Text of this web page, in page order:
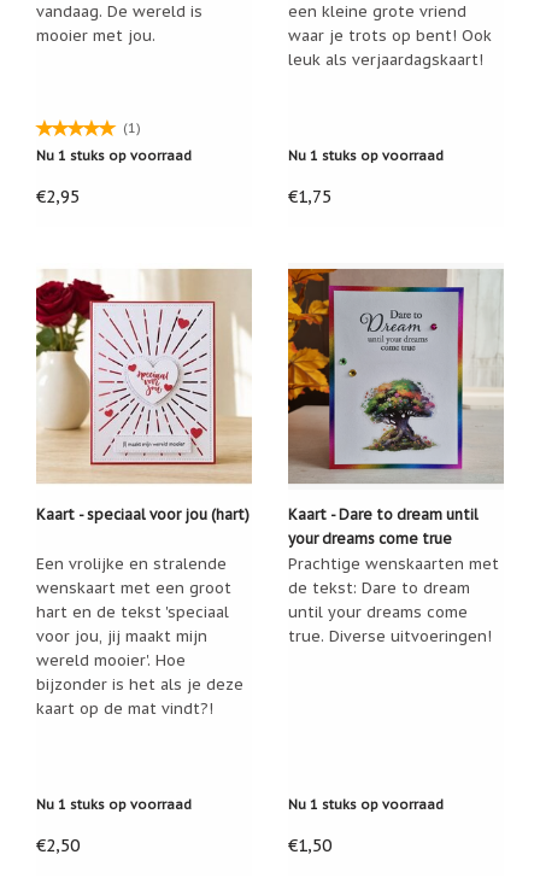
Zoutsteen
Infolinks
zoek
een
cadeautje
voor....
Mijn
verlanglijstje
Webwinkelkeur
échte
product
Cadeau
inpakservice
Uitleg
Willow
welk
past
vandaag. De wereld is
mooier met jou.
(1)
Nu 1 stuks op voorraad
€2,95
een kleine grote vriend
waar je trots op bent! Ook
leuk als verjaardagskaart!
Nu 1 stuks op voorraad
€1,75
Kaart - speciaal voor jou (hart)
Een vrolijke en stralende
wenskaart met een groot
hart en de tekst 'speciaal
voor jou, jij maakt mijn
wereld mooier'. Hoe
bijzonder is het als je deze
kaart op de mat vindt?!
Nu 1 stuks op voorraad
€2,50
Kaart - Dare to dream until
your dreams come true
Prachtige wenskaarten met
de tekst: Dare to dream
until your dreams come
true. Diverse uitvoeringen!
Nu 1 stuks op voorraad
€1,50